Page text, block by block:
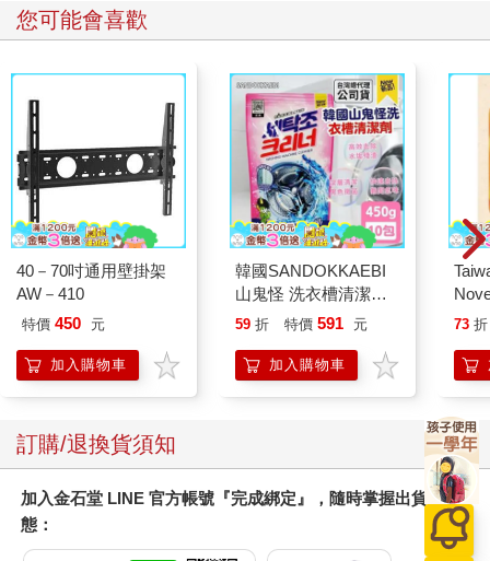
您可能會喜歡
40－70吋通用壁掛架
AW－410
特價 450 元
加入購物車
韓國SANDOKKAEBI
山鬼怪 洗衣槽清潔劑
450公克-10包組
59 折 特價 591 元
加入購物車
73 折
訂購/退換貨須知
加入金石堂 LINE 官方帳號『完成綁定』，隨時掌握出貨動
態：